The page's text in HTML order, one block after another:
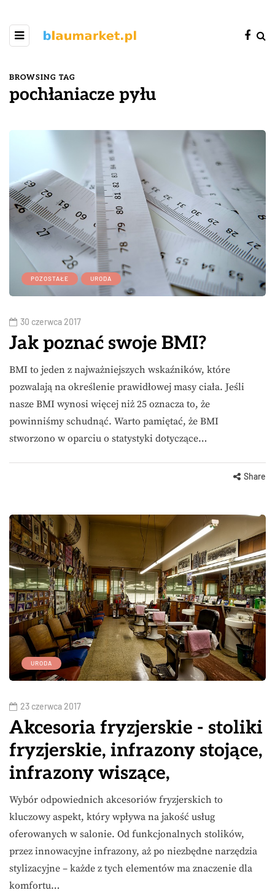
BROWSING TAG
pochłaniacze pyłu
POZOSTAŁE URODA
30 czerwca 2017
Jak poznać swoje BMI?
BMI to jeden z najważniejszych wskaźników, które
pozwalają na określenie prawidłowej masy ciała. Jeśli
nasze BMI wynosi więcej niż 25 oznacza to, że
powinniśmy schudnąć. Warto pamiętać, że BMI
stworzono w oparciu o statystyki dotyczące…
Share
URODA
23 czerwca 2017
Akcesoria fryzjerskie - stoliki
fryzjerskie, infrazony stojące,
infrazony wiszące,
Wybór odpowiednich akcesoriów fryzjerskich to
kluczowy aspekt, który wpływa na jakość usług
oferowanych w salonie. Od funkcjonalnych stolików,
przez innowacyjne infrazony, aż po niezbędne narzędzia
stylizacyjne – każde z tych elementów ma znaczenie dla
komfortu…